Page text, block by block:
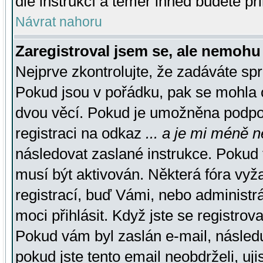
Návrat nahoru
Zaregistroval jsem se, ale
Nejprve zkontrolujte, že zadáváte
Pokud jsou v pořádku, pak se
dvou věcí. Pokud je umožněna
registraci na odkaz ... a je mi méně
následovat zaslané instrukce.
musí být aktivován. Některá fóra
registrací, buď Vámi, nebo
moci přihlásit. Když jste se
Pokud vám byl zaslán e-mail,
pokud jste tento email neobdrželi,